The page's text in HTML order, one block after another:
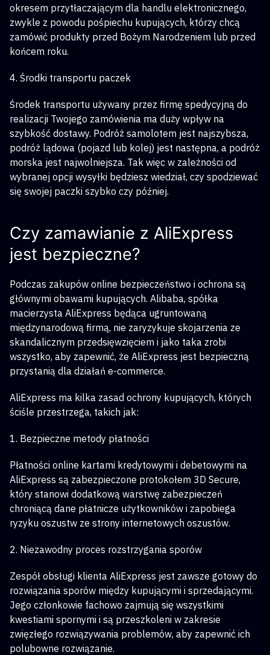
okresem przytłaczającym dla handlu elektronicznego,
zwykle z powodu pośpiechu kupujących, którzy chcą
zamówić produkty przed Bożym Narodzeniem lub przed
końcem roku.
4. Środki transportu paczek
Środek transportu używany przez firmę spedycyjną do
realizacji Twojego zamówienia ma duży wpływ na
szybkość dostawy. Podróż samolotem jest najszybsza,
podróż lądowa (pojazd lub kolej) jest następna, a podróż
morska jest najwolniejsza. Tak więc w zależności od
wybranej opcji wysyłki będziesz wiedział, czy spodziewać
się swojej paczki szybko czy później.
Czy zamawianie z AliExpress
jest bezpieczne?
Podczas zakupów online bezpieczeństwo i ochrona są
głównymi obawami kupujących. Alibaba, spółka
macierzysta AliExpress będąca ugruntowaną
międzynarodową firmą, nie zaryzykuje skojarzenia ze
skandalicznym przedsięwzięciem i jako taka zrobi
wszystko, aby zapewnić, że AliExpress jest bezpieczną
przystanią dla działań e-commerce.
AliExpress ma kilka zasad ochrony kupujących, których
ściśle przestrzega, takich jak:
1. Bezpieczne metody płatności
Płatności online kartami kredytowymi i debetowymi na
AliExpress są zabezpieczone protokołem 3D Secure,
który stanowi dodatkową warstwę zabezpieczeń
chroniącą dane płatnicze użytkowników i zapobiega
ryzyku oszustw ze strony internetowych oszustów.
2. Niezawodny proces rozstrzygania sporów
Zespół obsługi klienta AliExpress jest zawsze gotowy do
rozwiązania sporów między kupującymi i sprzedającymi.
Jego członkowie fachowo zajmują się wszystkimi
kwestiami spornymi i są przeszkoleni w zakresie
zwięzłego rozwiązywania problemów, aby zapewnić ich
polubowne rozwiązanie.